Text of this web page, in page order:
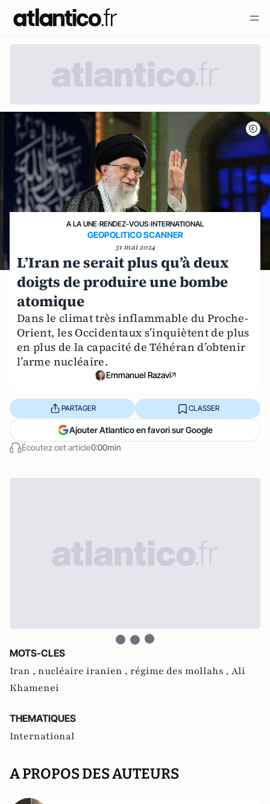
A LA UNE›RENDEZ-VOUS›INTERNATIONAL
GEOPOLITICO SCANNER
31 mai 2024
L’Iran ne serait plus qu’à deux
doigts de produire une bombe
atomique
Dans le climat très inflammable du Proche-
Orient, les Occidentaux s’inquiètent de plus
en plus de la capacité de Téhéran d’obtenir
l’arme nucléaire.
Emmanuel Razavi
Écoutez cet article0:00min
PARTAGER CLASSER
Ajouter Atlantico en favori sur Google
MOTS-CLES
Iran , nucléaire iranien , régime des mollahs , Ali
Khamenei
THEMATIQUES
International
A PROPOS DES AUTEURS